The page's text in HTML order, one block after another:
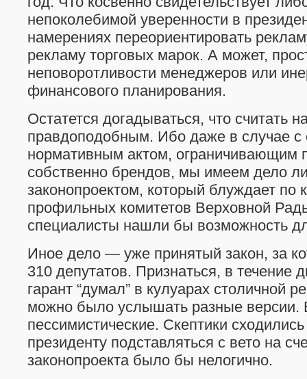
непоколебимой уверенности в
намерениях переориентировать
рекламу торговых марок. А может,
неповоротливости менеджеров или
финансового планирования.
Остатется догадываться, что считать
правдоподобным. Ибо даже в случае
нормативным актом, ограничивающим
собственно брендов, мы имеем дело
законопроектом, который блуждает по
профильных комитетов Верховной
специалисты нашли бы возможность
Иное дело — уже принятый закон, за
310 депутатов. Признаться, в течение
гарант “думал” в кулуарах столичной
можно было услышать разные
пессимистические. Скептики
президенту подставляться с вето на
законопроекта было бы нелогично.